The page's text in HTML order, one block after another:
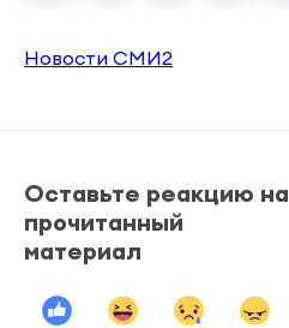
Новости СМИ2
Оставьте реакцию на
прочитанный
материал